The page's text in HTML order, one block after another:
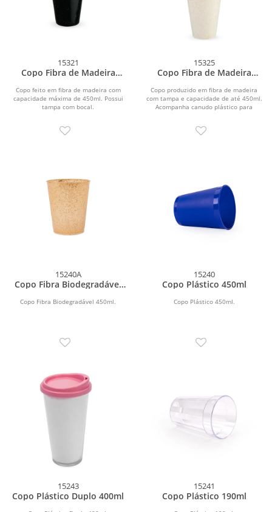
15321
Copo Fibra de Madeira
Copo feito em fibra de madeira com
capacidade máxima de 450ml. Possui
tampa com bocal.
15325
Copo Fibra de Madeira
Copo produzido em fibra de madeira
com tampa e capacidade de até 450ml.
Acompanha canudo plástico para
15240A
Copo Fibra Biodegradável
Copo Fibra Biodegradável 450ml.
15240
Copo Plástico 450ml
Copo Plástico 450ml.
15243
Copo Plástico Duplo 400ml
15241
Copo Plástico 190ml